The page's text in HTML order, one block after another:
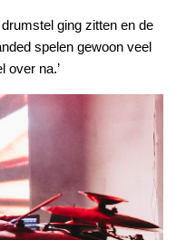
ging zitten en de
spelen gewoon veel
over na.’